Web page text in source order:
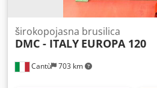
Cantù 703 km
širokopojasna brusilica
DMC - ITALY EUROPA 120